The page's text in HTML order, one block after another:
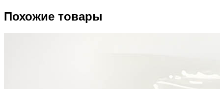
Похожие товары